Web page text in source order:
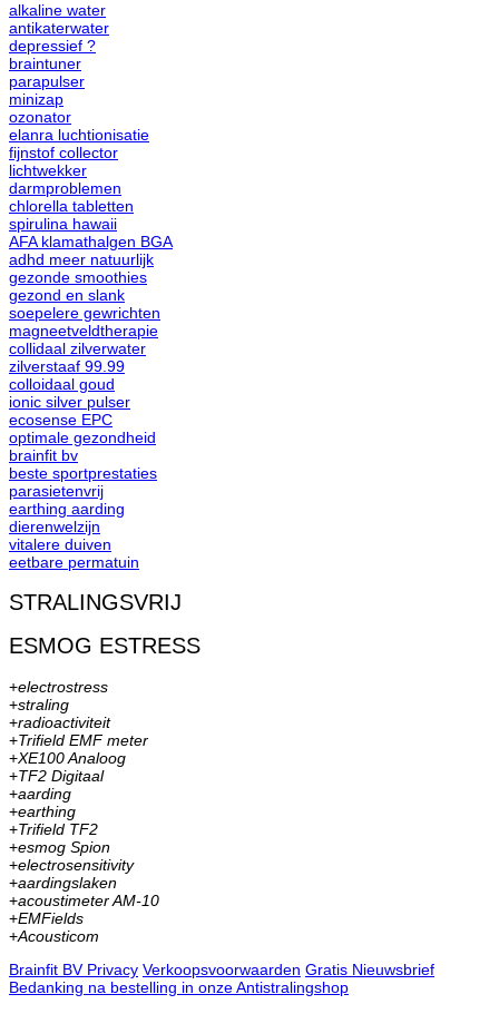
alkaline water
antikaterwater
depressief ?
braintuner
parapulser
minizap
ozonator
elanra luchtionisatie
fijnstof collector
lichtwekker
darmproblemen
chlorella tabletten
spirulina hawaii
AFA klamathalgen BGA
adhd meer natuurlijk
gezonde smoothies
gezond en slank
soepelere gewrichten
magneetveldtherapie
collidaal zilverwater
zilverstaaf 99.99
colloidaal goud
ionic silver pulser
ecosense EPC
optimale gezondheid
brainfit bv
beste sportprestaties
parasietenvrij
earthing aarding
dierenwelzijn
vitalere duiven
eetbare permatuin
STRALINGSVRIJ
ESMOG ESTRESS
+electrostress
+straling
+radioactiviteit
+Trifield EMF meter
+XE100 Analoog
+TF2 Digitaal
+aarding
+earthing
+Trifield TF2
+esmog Spion
+electrosensitivity
+aardingslaken
+acoustimeter AM-10
+EMFields
+Acousticom
Brainfit BV Privacy Verkoopsvoorwaarden Gratis Nieuwsbrief
Bedanking na bestelling in onze Antistralingshop